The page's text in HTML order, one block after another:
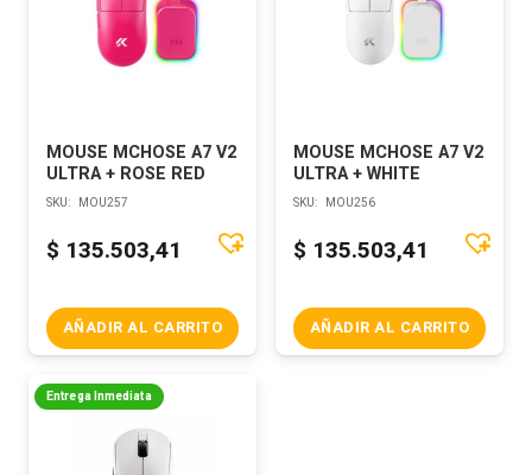
MOUSE MCHOSE A7 V2
ULTRA + ROSE RED
SKU: MOU257
$ 135.503,41
AÑADIR AL CARRITO
MOUSE MCHOSE A7 V2
ULTRA + WHITE
SKU: MOU256
$ 135.503,41
AÑADIR AL CARRITO
Entrega Inmediata